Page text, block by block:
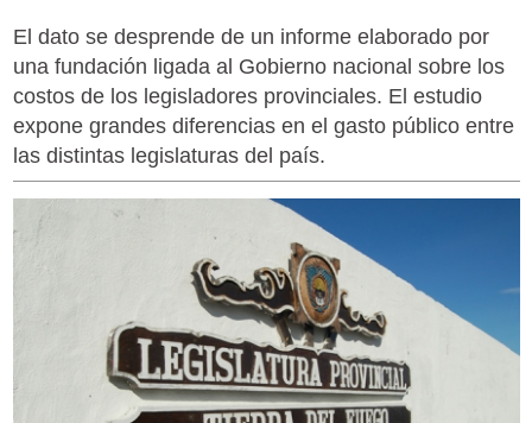
El dato se desprende de un informe elaborado por
una fundación ligada al Gobierno nacional sobre los
costos de los legisladores provinciales. El estudio
expone grandes diferencias en el gasto público entre
las distintas legislaturas del país.